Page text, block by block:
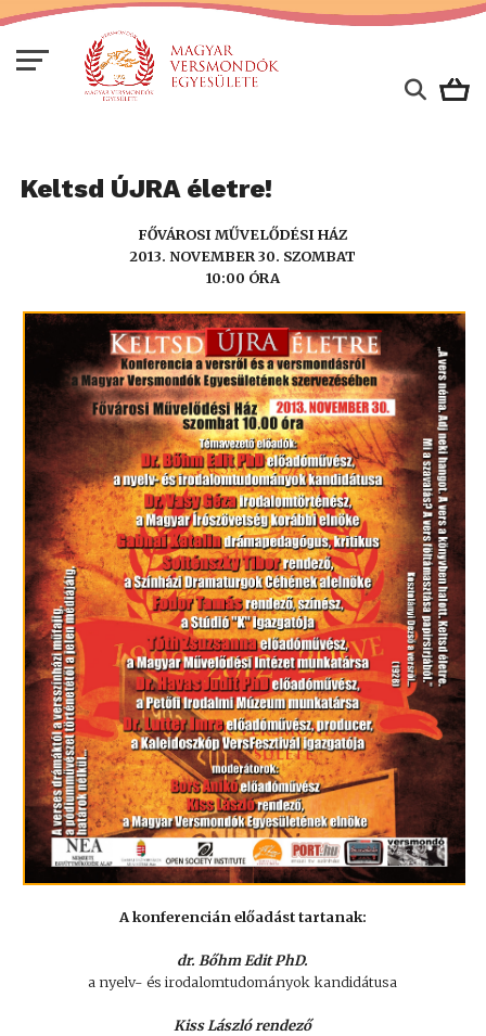
Keltsd ÚJRA életre!
FŐVÁROSI MŰVELŐDÉSI HÁZ
2013. NOVEMBER 30. SZOMBAT
10:00 ÓRA
A konferencián előadást tartanak:
dr. Bőhm Edit PhD.
a nyelv- és irodalomtudományok kandidátusa
Kiss László rendező